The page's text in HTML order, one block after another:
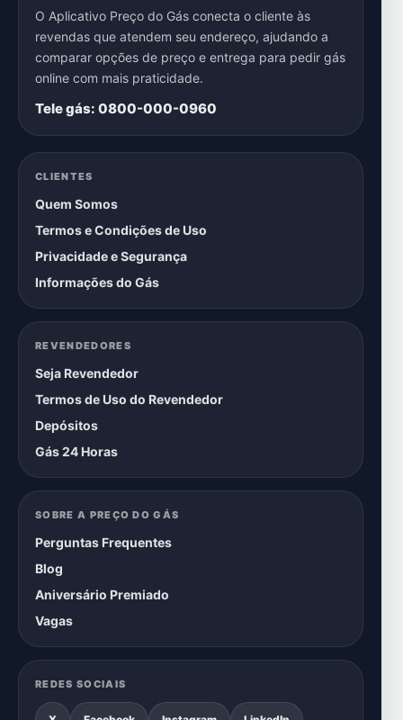
O Aplicativo Preço do Gás conecta o cliente às
revendas que atendem seu endereço, ajudando a
comparar opções de preço e entrega para pedir gás
online com mais praticidade.
Tele gás: 0800-000-0960
CLIENTES
Quem Somos
Termos e Condições de Uso
Privacidade e Segurança
Informações do Gás
REVENDEDORES
Seja Revendedor
Termos de Uso do Revendedor
Depósitos
Gás 24 Horas
SOBRE A PREÇO DO GÁS
Perguntas Frequentes
Blog
Aniversário Premiado
Vagas
REDES SOCIAIS